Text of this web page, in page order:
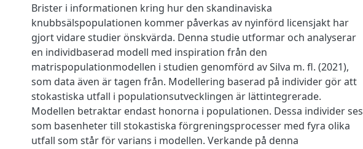
Brister i informationen kring hur den skandinaviska
knubbsälspopulationen kommer påverkas av nyinförd licensjakt har
gjort vidare studier önskvärda. Denna studie utformar och analyserar
en individbaserad modell med inspiration från den
matrispopulationmodellen i studien genomförd av Silva m. fl. (2021),
som data även är tagen från. Modellering baserad på individer gör att
stokastiska utfall i populationsutvecklingen är lättintegrerade.
Modellen betraktar endast honorna i populationen. Dessa individer ses
som basenheter till stokastiska förgreningsprocesser med fyra olika
utfall som står för varians i modellen. Verkande på denna